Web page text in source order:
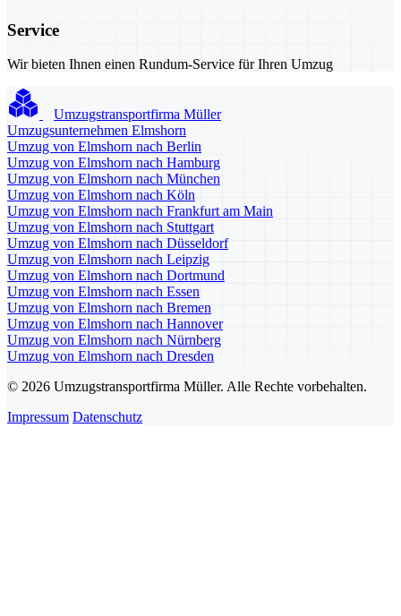
Service
Wir bieten Ihnen einen Rundum-Service für Ihren Umzug
Umzugstransportfirma Müller
Umzugsunternehmen Elmshorn
Umzug von Elmshorn nach Berlin
Umzug von Elmshorn nach Hamburg
Umzug von Elmshorn nach München
Umzug von Elmshorn nach Köln
Umzug von Elmshorn nach Frankfurt am Main
Umzug von Elmshorn nach Stuttgart
Umzug von Elmshorn nach Düsseldorf
Umzug von Elmshorn nach Leipzig
Umzug von Elmshorn nach Dortmund
Umzug von Elmshorn nach Essen
Umzug von Elmshorn nach Bremen
Umzug von Elmshorn nach Hannover
Umzug von Elmshorn nach Nürnberg
Umzug von Elmshorn nach Dresden
© 2026 Umzugstransportfirma Müller. Alle Rechte vorbehalten.
Impressum Datenschutz